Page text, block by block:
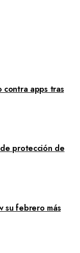
contra apps tras
protección de
su febrero más